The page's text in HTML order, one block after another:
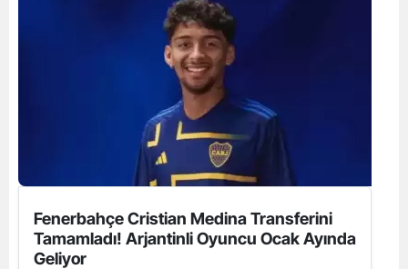
Fenerbahçe Cristian Medina Transferini
Tamamladı! Arjantinli Oyuncu Ocak Ayında
Geliyor